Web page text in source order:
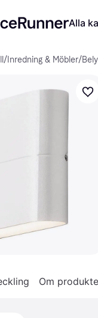
Alla
/ Inredning & Möbler/
Om